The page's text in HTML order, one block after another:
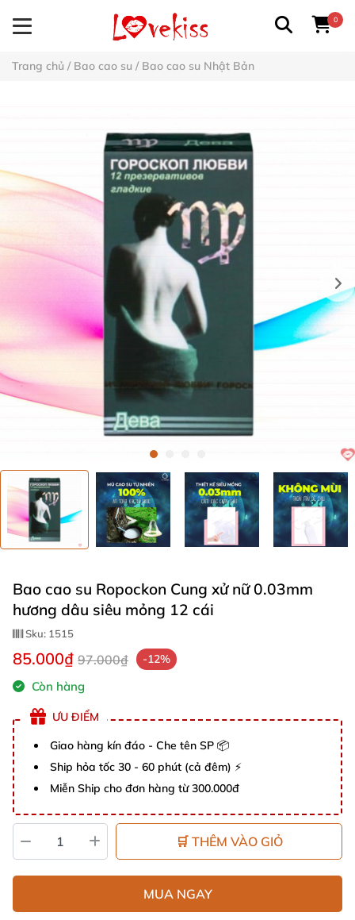
0
Trang chủ / Bao cao su / Bao cao su Nhật Bản
Bao cao su Ropockon Cung xử nữ 0.03mm
hương dâu siêu mỏng 12 cái
Sku: 1515
85.000₫ 97.000₫ -12%
Còn hàng
ƯU ĐIỂM
Giao hàng kín đáo - Che tên SP 📦
Ship hỏa tốc 30 - 60 phút (cả đêm) ⚡
Miễn Ship cho đơn hàng từ 300.000đ
🛒 THÊM VÀO GIỎ
MUA NGAY